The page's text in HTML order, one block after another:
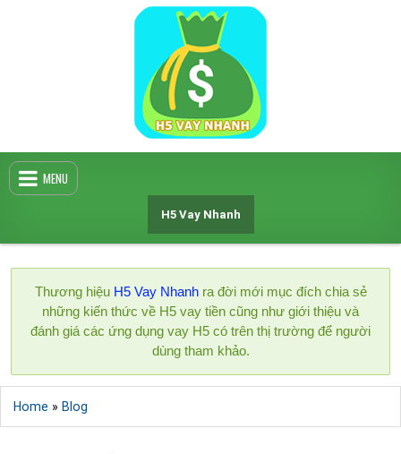
MENU
H5 Vay Nhanh
Thương hiệu H5 Vay Nhanhra đời mới mục đích chia sẻ
những kiến thức về H5 vay tiền cũng như giới thiệu và
đánh giá các ứng dụng vay H5 có trên thị trường để người
dùng tham khảo.
Home » Blog